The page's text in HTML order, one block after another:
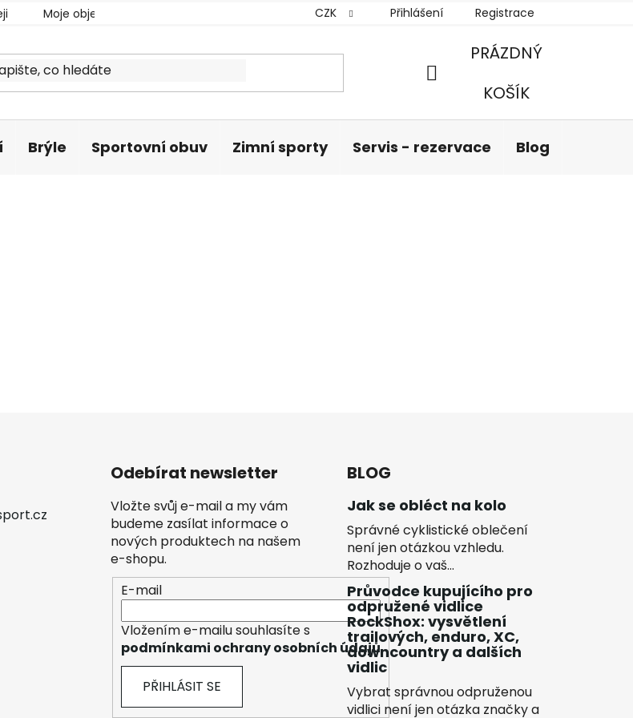
Moje objednávka CZK Přihlášení Registrace
NÁKUPNÍ
PRÁZDNÝ
KOŠÍK
Brýle Sportovní obuv Zimní sporty Servis - rezervace Blog
Odebírat newsletter
Vložte svůj e-mail a my vám
budeme zasílat informace o
nových produktech na našem
e-shopu.
E-mail
Vložením e-mailu souhlasíte s
podmínkami ochrany osobních údajů
PŘIHLÁSIT SE
BLOG
Jak se obléct na kolo
Správné cyklistické oblečení
není jen otázkou vzhledu.
Rozhoduje o vaš...
Průvodce kupujícího pro
odpružené vidlice
RockShox: vysvětlení
trailových, enduro, XC,
downcountry a dalších
vidlic
Vybrat správnou odpruženou
vidlici není jen otázka značky a